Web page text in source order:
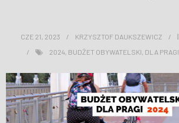
CZE 21, 2023 KRZYSZTOF DAUKSZEWICZ
2024, BUDŻET OBYWATELSKI, DLA PRAGI